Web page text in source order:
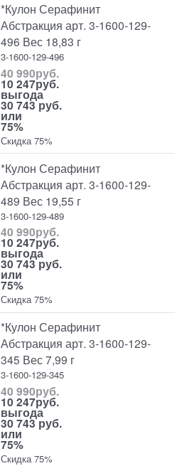
*Кулон Серафинит
Абстракция арт. 3-1600-129-
496 Вес 18,83 г
3-1600-129-496
40 990руб.
10 247руб.
выгода
30 743 руб.
или
75%
Скидка 75%
*Кулон Серафинит
Абстракция арт. 3-1600-129-
489 Вес 19,55 г
3-1600-129-489
40 990руб.
10 247руб.
выгода
30 743 руб.
или
75%
Скидка 75%
*Кулон Серафинит
Абстракция арт. 3-1600-129-
345 Вес 7,99 г
3-1600-129-345
40 990руб.
10 247руб.
выгода
30 743 руб.
или
75%
Скидка 75%